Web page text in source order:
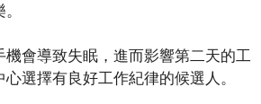
會導致失眠，進而影響第二天的工
選擇有良好工作紀律的候選人。